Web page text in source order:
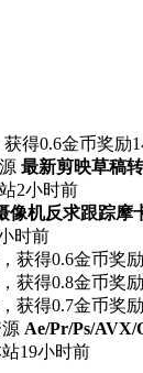
得0.6金币奖励
最新剪映草稿
2小时前
像机反求跟踪摩
时前
获得0.6金币奖励
获得0.8金币奖励
获得0.7金币奖励
Ae/Pr/Ps/
19小时前